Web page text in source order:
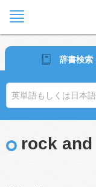
辞書検索
rock